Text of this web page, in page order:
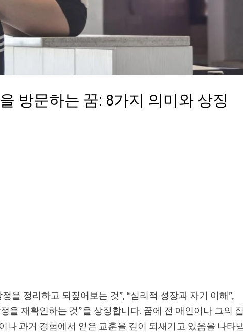
방문하는 꿈: 8가지 의미와 상징
을 정리하고 되짚어보는 것”, “심리적 성장과 자기 이해”,
을 재확인하는 것”을 상징합니다. 꿈에 전 애인이나 그의 집
나 과거 경험에서 얻은 교훈을 깊이 되새기고 있음을 나타